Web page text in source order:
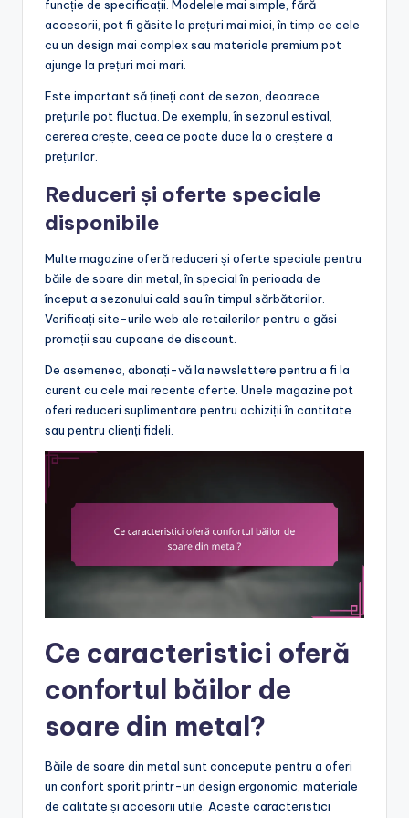
funcție de specificații. Modelele mai simple, fără
accesorii, pot fi găsite la prețuri mai mici, în timp ce cele
cu un design mai complex sau materiale premium pot
ajunge la prețuri mai mari.
Este important să țineți cont de sezon, deoarece
prețurile pot fluctua. De exemplu, în sezonul estival,
cererea crește, ceea ce poate duce la o creștere a
prețurilor.
Reduceri și oferte speciale
disponibile
Multe magazine oferă reduceri și oferte speciale pentru
băile de soare din metal, în special în perioada de
început a sezonului cald sau în timpul sărbătorilor.
Verificați site-urile web ale retailerilor pentru a găsi
promoții sau cupoane de discount.
De asemenea, abonați-vă la newslettere pentru a fi la
curent cu cele mai recente oferte. Unele magazine pot
oferi reduceri suplimentare pentru achiziții în cantitate
sau pentru clienți fideli.
Ce caracteristici oferă
confortul băilor de
soare din metal?
Băile de soare din metal sunt concepute pentru a oferi
un confort sporit printr-un design ergonomic, materiale
de calitate și accesorii utile. Aceste caracteristici